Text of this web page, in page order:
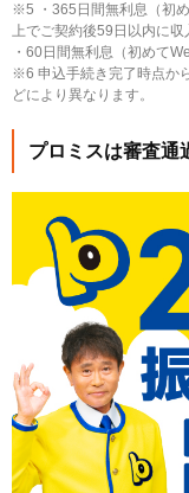
※5 ・365日間無利息（初
上でご契約後59日以内に収
・60日間無利息（初めて
※6 申込手続き完了時点か
どにより異なります。
プロミスは審査通